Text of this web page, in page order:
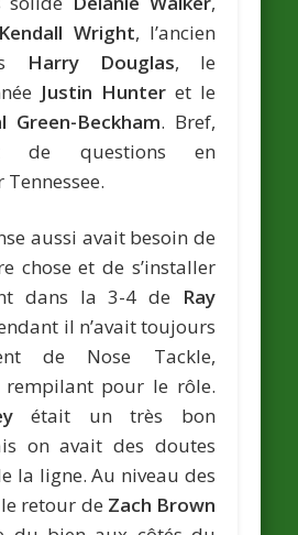
Kendall Wright, l’ancien
Harry Douglas, le
Justin Hunter et le
Green-Beckham. Bref,
de questions en
aussi avait besoin de
chose et de s’installer
dans la 3-4 de Ray
il n’avait toujours
de Nose Tackle,
rempilant pour le rôle.
était un très bon
on avait des doutes
la ligne. Au niveau des
retour de Zach Brown